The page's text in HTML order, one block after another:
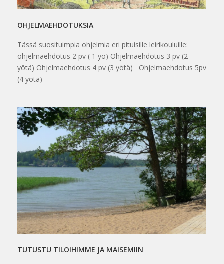
OHJELMAEHDOTUKSIA
Tässä suosituimpia ohjelmia eri pituisille leirikouluille:
ohjelmaehdotus 2 pv ( 1 yö) Ohjelmaehdotus 3 pv (2
yötä) Ohjelmaehdotus 4 pv (3 yötä) Ohjelmaehdotus 5pv
(4 yötä)
TUTUSTU TILOIHIMME JA MAISEMIIN